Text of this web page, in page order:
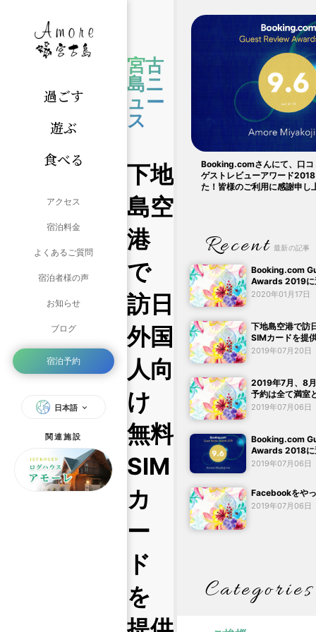
過ごす
遊ぶ
食べる
アクセス
宿泊料金
よくあるご質問
宿泊者様の声
お知らせ
ブログ
宿泊予約
日本語
関連施設
宮古
島ニ
ュー
ス
下地
島空
港
で
訪日
外国
人向
け
無料
SIM
カ
ー
ド
を
Booking.comさんにて、口コ
ゲストレビューアワード
た！皆様のご利用に感謝申し
Recent 最新の記事
Booking.com
Awards 2019に
2020年01月17日
下地島空港で訪
SIMカードを提
2019年07月20日
2019年7月、8
予約は全て満室
2019年07月06日
Booking.com
Awards 2018に
2019年07月06日
Facebookをや
2019年07月06日
Categories